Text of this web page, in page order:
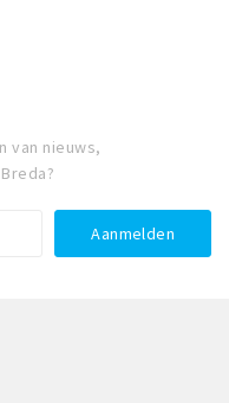
van nieuws,